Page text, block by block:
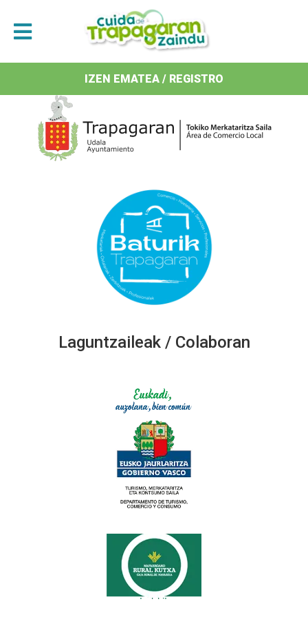
Antolatzaileak / Organizan
Laguntzaileak / Colaboran
IZEN EMATEA / REGISTRO